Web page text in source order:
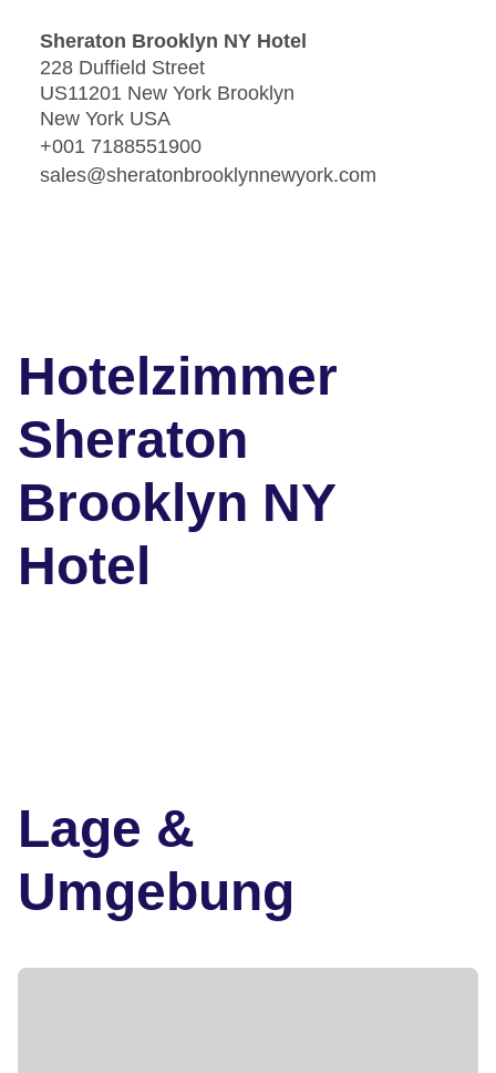
Sheraton Brooklyn NY Hotel
228 Duffield Street
US11201 New York Brooklyn
New York USA
+001 7188551900
sales@sheratonbrooklynnewyork.com
Hotelzimmer
Sheraton
Brooklyn NY
Hotel
Lage &
Umgebung